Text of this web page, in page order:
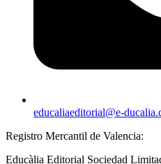
educaliaeditorial@e-
Registro Mercantil de Valencia:
Educàlia Editorial Sociedad